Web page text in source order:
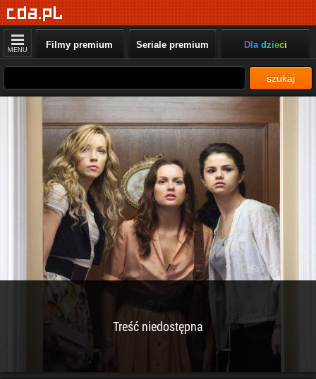
MENU Filmy premium Seriale premium Dla dzieci
szukaj
Treść niedostępna